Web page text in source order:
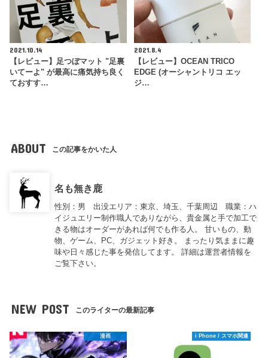
2021.10.14
【レビュー】足つぼマット "足裏
いてーよ" が最高に痛気持ち良く
ておすす…
2021.8.4
【レビュー】OCEAN TRICO
EDGE (オーシャントリコ エッ
ジ…
ABOUT この記事をかいた人
名も無き鹿
性別：男 出没エリア：東京、埼玉、千葉周辺 職業：ハ
イジュエリー制作職人でありながら、貴金属と手で加工で
きる物はオーダーがあれば何でも作る人。 甘いもの、動
物、ゲーム、PC、ガジェット好き。 まったり気ままに趣
味や日々感じた事を発信してます。 詳細は運営者情報を
ご覧下さい。
NEW POST このライターの最新記事
漫画 i Phone / スマホ関連